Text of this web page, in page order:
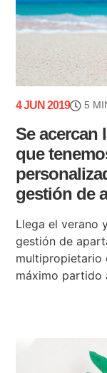
4 JUN 2019 5
Se acercan
que
gestión de
Llega el verano
gestión de
multipropietario
máximo partido